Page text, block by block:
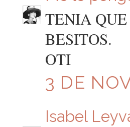
TENIA QUE
BESITOS.
OTI
3 DE
Isabel